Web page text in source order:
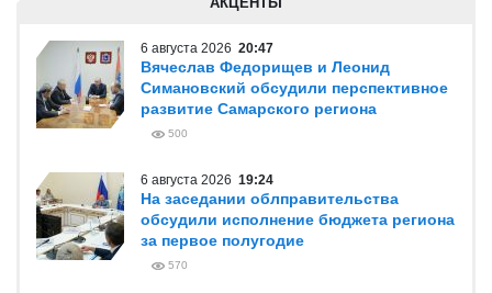
6 августа 2026 20:47
Вячеслав Федорищев и Леонид
Симановский обсудили перспективное
развитие Самарского региона
500
6 августа 2026 19:24
На заседании облправительства
обсудили исполнение бюджета региона
за первое полугодие
570